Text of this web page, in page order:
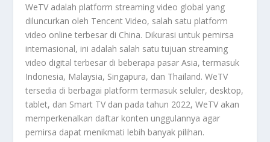
WeTV adalah platform streaming video global yang
diluncurkan oleh Tencent Video, salah satu platform
video online terbesar di China. Dikurasi untuk pemirsa
internasional, ini adalah salah satu tujuan streaming
video digital terbesar di beberapa pasar Asia, termasuk
Indonesia, Malaysia, Singapura, dan Thailand. WeTV
tersedia di berbagai platform termasuk seluler, desktop,
tablet, dan Smart TV dan pada tahun 2022, WeTV akan
memperkenalkan daftar konten unggulannya agar
pemirsa dapat menikmati lebih banyak pilihan.